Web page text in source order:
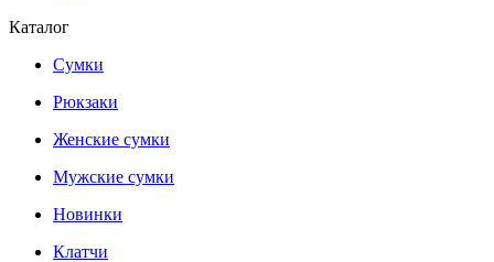
Каталог
Сумки
Рюкзаки
Женские сумки
Мужские сумки
Новинки
Клатчи